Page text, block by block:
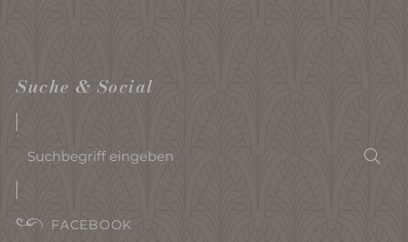
Suche & Social
eingeben
FACEBOOK